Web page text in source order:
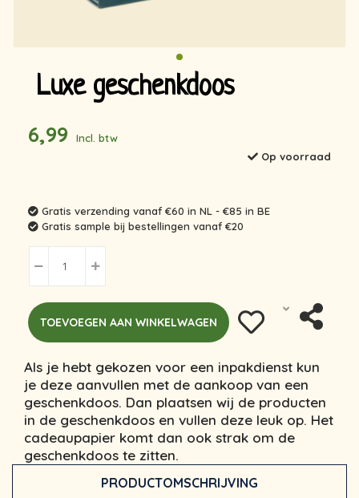
Luxe geschenkdoos
6,99
Incl. btw
Op voorraad
Gratis verzending vanaf €60 in NL - €85 in BE
Gratis sample bij bestellingen vanaf €20
TOEVOEGEN AAN WINKELWAGEN
Als je hebt gekozen voor een inpakdienst kun
je deze aanvullen met de aankoop van een
geschenkdoos. Dan plaatsen wij de producten
in de geschenkdoos en vullen deze leuk op. Het
cadeaupapier komt dan ook strak om de
geschenkdoos te zitten.
PRODUCTOMSCHRIJVING